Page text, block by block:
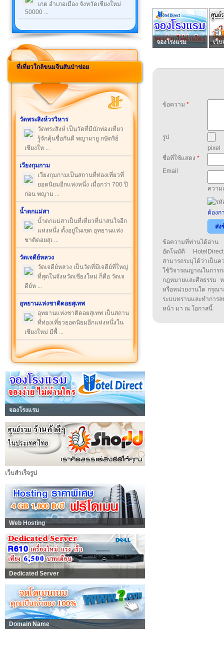
เกต อำเภอเมือง จังหวัดเชียงใหม่
50000 ...
ที่เที่ยวใกล้ขนมจีนสันป่าข่อย
วัดพระสิงห์วรวิหาร
วัดพระสิงห์ เป็นวัดที่มีนักท่องเที่ยว
รู้จักคุ้นชื่อกันดี พญาผายู กษัตริย์
เชียงให ...
เวียงกุมกาม
เวียงกุมกามเป็นสถานที่ท่องเที่ยวที่
ยอดนิยมอีกแห่งหนึ่ง เมื่อกว่า 700 ปี
ก่อน พญาม ...
น้ำตกแม่สา
น้ำตกแม่สาเป็นที่เที่ยวที่น่าสนใจอีก
แห่งหนึ่ง ตั้งอยู่ในเขต อุทยานแห่ง
ชาติดอยสุเ ...
วัดเจดีย์หลวง
วัดเจดีย์หลวง เป็นวัดที่มีเจดีย์ที่ใหญ่
ที่สุดในจังหวัดเชียงใหม่ ก็คือ วัดเจ
ดีย์ห ...
อุทยานแห่งชาติดอยสุเทพ
อุทยานแห่งชาติดอยสุเทพ เป็นสถาน
ที่ท่องเที่ยวยอดนิยมอีกแห่งหนึ่งใน
เชียงใหม่ มีพื้ ...
จองโรงแรม
เว็บสำเร็จรูป
Web Hosting
Dedicated Server
Domain Name
จองโรงแรม เว็บ
ข้อความ *
รูป
pixel
ชื่อที่ใช้แสดง *
Email
ความ
ต้องก
ส่ง
ข้อความที่ท่านได้อ่าน
อัตโนมัติ
สามารถระบุได้ว่าเป็น
ใช้วิจารณญาณในกา
กฎหมายและศีลธรรม
หรือหน่วยงานใด กรุณา
ระบบทราบและทำกา
หน้า มา ณ โอกาสนี้